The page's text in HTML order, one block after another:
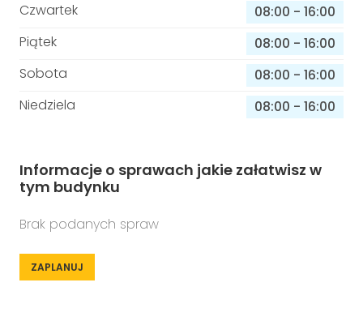
Czwartek
08:00 - 16:00
Piątek
08:00 - 16:00
Sobota
08:00 - 16:00
Niedziela
08:00 - 16:00
Informacje o sprawach jakie załatwisz w
tym budynku
Brak podanych spraw
ZAPLANUJ